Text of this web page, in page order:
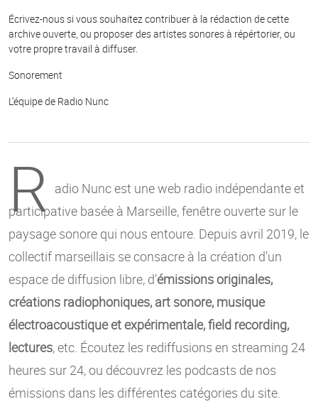
Écrivez-nous si vous souhaitez contribuer à la rédaction de cette
archive ouverte, ou proposer des artistes sonores à répértorier, ou
votre propre travail à diffuser.
Sonorement
L’équipe de Radio Nunc
R adio Nunc est une web radio indépendante et
participative basée à Marseille, fenêtre ouverte sur le
paysage sonore qui nous entoure. Depuis avril 2019, le
collectif marseillais se consacre à la création d’un
espace de diffusion libre, d’émissions originales,
créations radiophoniques, art sonore, musique
électroacoustique et expérimentale, field recording,
lectures, etc. Écoutez les rediffusions en streaming 24
heures sur 24, ou découvrez les podcasts de nos
émissions dans les différentes catégories du site.